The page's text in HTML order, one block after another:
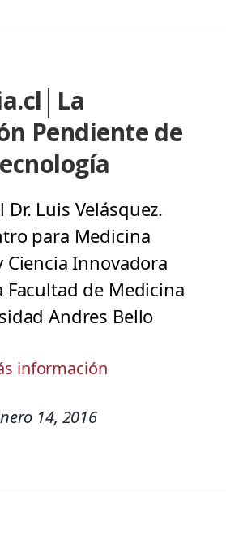
Pendiente de
Luis Velásquez.
para Medicina
Innovadora
Facultad de Medicina
Andres Bello
información
14, 2016